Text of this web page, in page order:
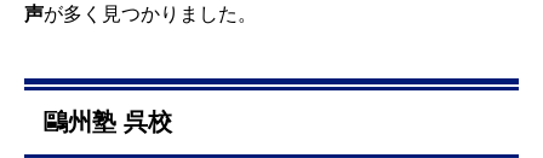
声が多く見つかりました。
鷗州塾 呉校